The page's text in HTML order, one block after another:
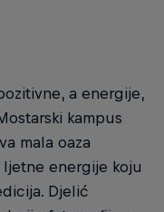
a energije,
kampus
mala oaza
energije koju
Djelić